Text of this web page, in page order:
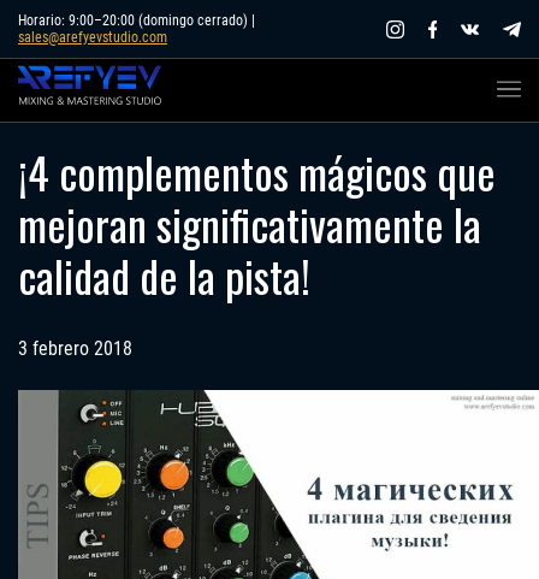
Skip
content
Horario: 9:00–20:00 (domingo cerrado) |
sales@arefyevstudio.com
¡4 complementos mágicos que
mejoran significativamente la
calidad de la pista!
3 febrero 2018